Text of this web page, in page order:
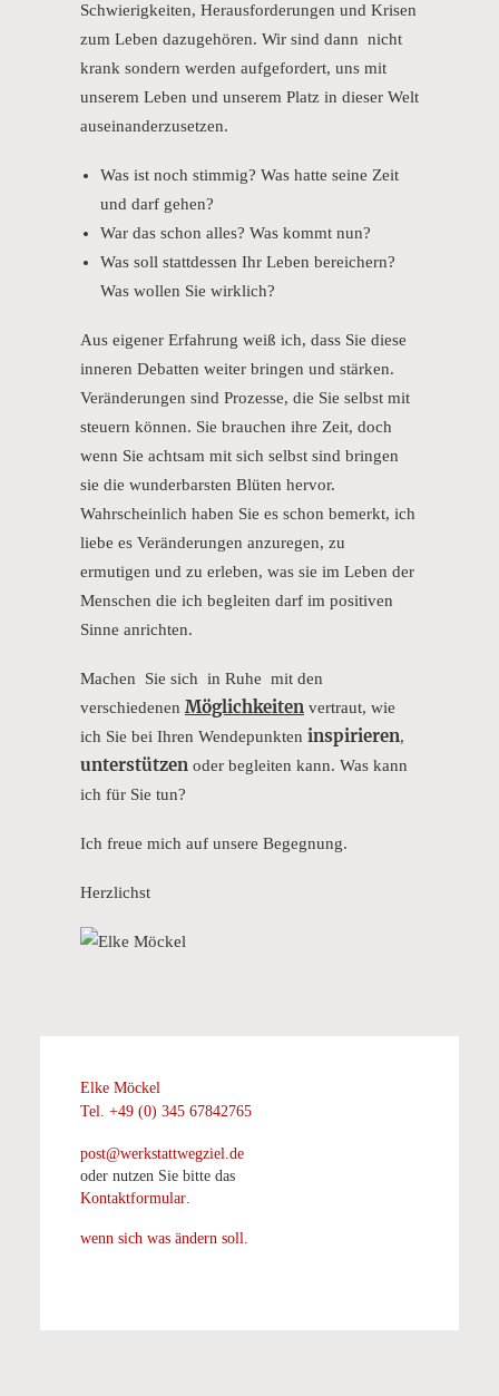
Schwierigkeiten, Herausforderungen und Krisen
zum Leben dazugehören. Wir sind dann nicht
krank sondern werden aufgefordert, uns mit
unserem Leben und unserem Platz in dieser Welt
auseinanderzusetzen.
Was ist noch stimmig? Was hatte seine Zeit
und darf gehen?
War das schon alles? Was kommt nun?
Was soll stattdessen Ihr Leben bereichern?
Was wollen Sie wirklich?
Aus eigener Erfahrung weiß ich, dass Sie diese
inneren Debatten weiter bringen und stärken.
Veränderungen sind Prozesse, die Sie selbst mit
steuern können. Sie brauchen ihre Zeit, doch
wenn Sie achtsam mit sich selbst sind bringen
sie die wunderbarsten Blüten hervor.
Wahrscheinlich haben Sie es schon bemerkt, ich
liebe es Veränderungen anzuregen, zu
ermutigen und zu erleben, was sie im Leben der
Menschen die ich begleiten darf im positiven
Sinne anrichten.
Machen Sie sich in Ruhe mit den
verschiedenen Möglichkeiten vertraut, wie
ich Sie bei Ihren Wendepunkten inspirieren,
unterstützen oder begleiten kann. Was kann
ich für Sie tun?
Ich freue mich auf unsere Begegnung.
Herzlichst
Elke Möckel
Tel. +49 (0) 345 67842765
post@werkstattwegziel.de
oder nutzen Sie bitte das
Kontaktformular.
wenn sich was ändern soll.